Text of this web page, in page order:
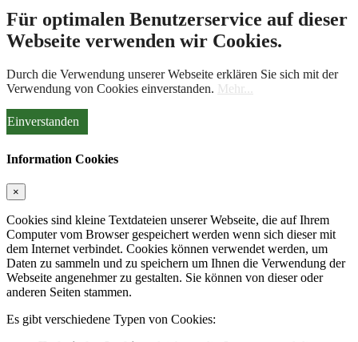
Für optimalen Benutzerservice auf dieser
Webseite verwenden wir Cookies.
Durch die Verwendung unserer Webseite erklären Sie sich mit der
Verwendung von Cookies einverstanden. Mehr...
Einverstanden
Information Cookies
×
Cookies sind kleine Textdateien unserer Webseite, die auf Ihrem
Computer vom Browser gespeichert werden wenn sich dieser mit
dem Internet verbindet. Cookies können verwendet werden, um
Daten zu sammeln und zu speichern um Ihnen die Verwendung der
Webseite angenehmer zu gestalten. Sie können von dieser oder
anderen Seiten stammen.
Es gibt verschiedene Typen von Cookies: